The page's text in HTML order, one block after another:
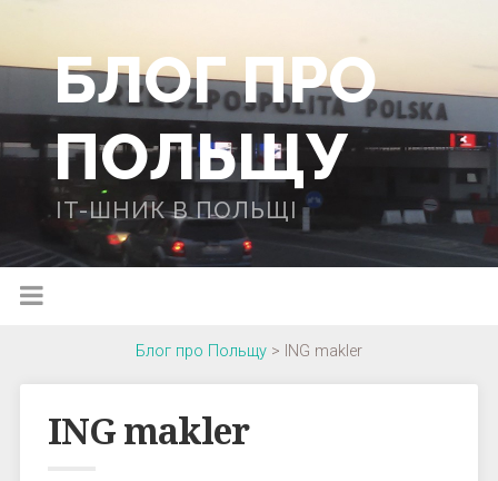
БЛОГ ПРО
ПОЛЬЩУ
IT-ШНИК В ПОЛЬЩІ
Блог про Польщу > ING makler
ING makler